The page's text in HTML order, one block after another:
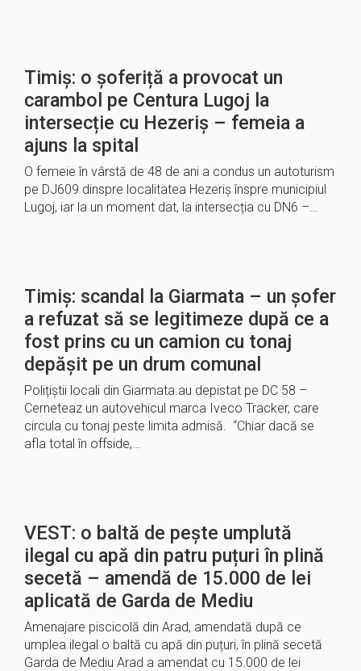
Timiș: o șoferiță a provocat un
carambol pe Centura Lugoj la
intersecție cu Hezeriș – femeia a
ajuns la spital
O femeie în vârstă de 48 de ani a condus un autoturism
pe DJ609 dinspre localitatea Hezeriș înspre municipiul
Lugoj, iar la un moment dat, la intersecția cu DN6 –…
Timiș: scandal la Giarmata – un șofer
a refuzat să se legitimeze după ce a
fost prins cu un camion cu tonaj
depășit pe un drum comunal
Polițiștii locali din Giarmata au depistat pe DC 58 –
Cerneteaz un autovehicul marca Iveco Tracker, care
circula cu tonaj peste limita admisă. “Chiar dacă se
afla total în offside,…
VEST: o baltă de pește umplută
ilegal cu apă din patru puțuri în plină
secetă – amendă de 15.000 de lei
aplicată de Garda de Mediu
Amenajare piscicolă din Arad, amendată după ce
umplea ilegal o baltă cu apă din puțuri, în plină secetă
Garda de Mediu Arad a amendat cu 15.000 de lei